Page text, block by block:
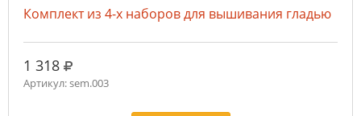
Комплект из 4-х наборов для вышивания гладью
1 318 руб.
Артикул: sem.003